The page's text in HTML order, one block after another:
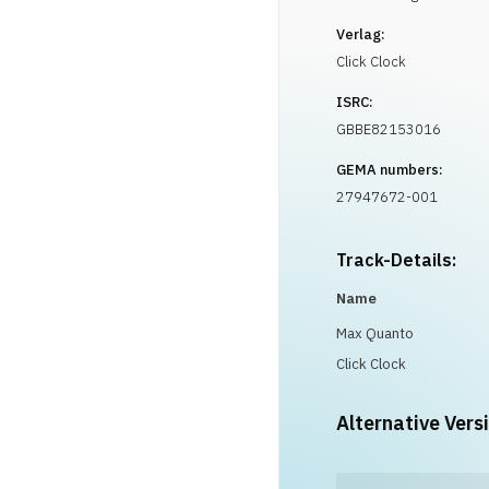
Verlag:
Click Clock
ISRC:
GBBE82153016
GEMA numbers:
27947672-001
Track-Details:
Name
Max Quanto
Click Clock
Alternative